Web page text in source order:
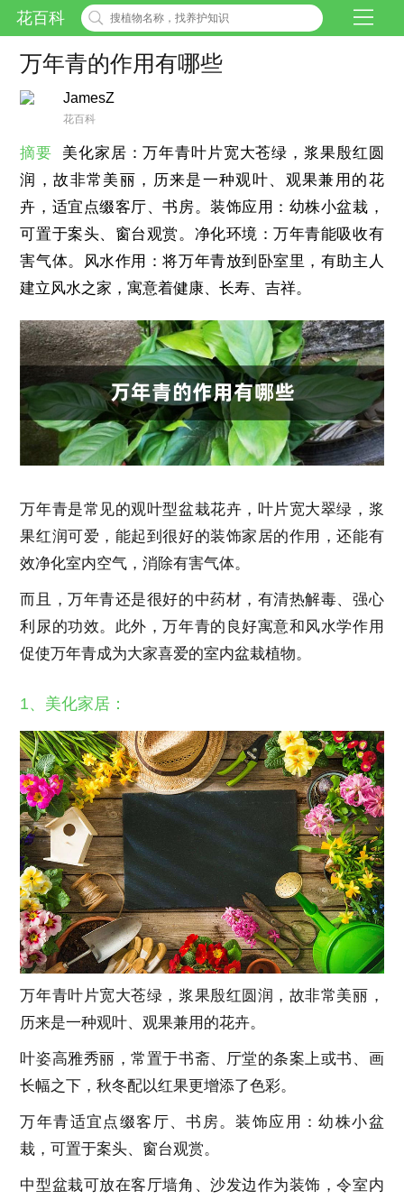
花百科
万年青的作用有哪些
JamesZ
花百科
摘要
美化家居：万年青叶片宽大苍绿，浆果殷红圆
润，故非常美丽，历来是一种观叶、观果兼用的花
卉，适宜点缀客厅、书房。装饰应用：幼株小盆栽，
可置于案头、窗台观赏。净化环境：万年青能吸收有
害气体。风水作用：将万年青放到卧室里，有助主人
建立风水之家，寓意着健康、长寿、吉祥。
万年青是常见的观叶型盆栽花卉，叶片宽大翠绿，浆
果红润可爱，能起到很好的装饰家居的作用，还能有
效净化室内空气，消除有害气体。
而且，万年青还是很好的中药材，有清热解毒、强心
利尿的功效。此外，万年青的良好寓意和风水学作用
促使万年青成为大家喜爱的室内盆栽植物。
1、美化家居：
万年青叶片宽大苍绿，浆果殷红圆润，故非常美丽，
历来是一种观叶、观果兼用的花卉。
叶姿高雅秀丽，常置于书斋、厅堂的条案上或书、画
长幅之下，秋冬配以红果更增添了色彩。
万年青适宜点缀客厅、书房。装饰应用：幼株小盆
栽，可置于案头、窗台观赏。
中型盆栽可放在客厅墙角、沙发边作为装饰，令室内